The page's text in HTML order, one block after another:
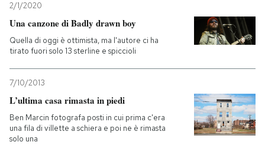
2/1/2020
Una canzone di Badly drawn boy
Quella di oggi è ottimista, ma l'autore ci ha
tirato fuori solo 13 sterline e spiccioli
7/10/2013
L’ultima casa rimasta in piedi
Ben Marcin fotografa posti in cui prima c'era
una fila di villette a schiera e poi ne è rimasta
solo una